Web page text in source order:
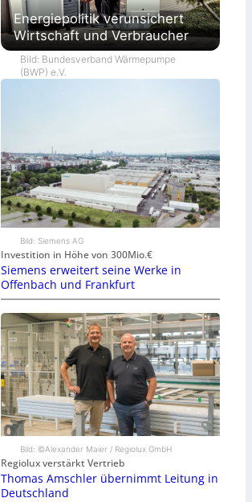
Energiepolitik verunsichert
Wirtschaft und Verbraucher
Bild: Bundesverband Wärmepumpe
(BWP) e.V.
Bild: Siemens AG
Investition in Höhe von 300Mio.€
Siemens erweitert seine Werke in
Offenbach und Frankfurt
Bild: ©Alexander Maier / Regiolux GmbH
Regiolux verstärkt Vertrieb
Thomas Amschler übernimmt Leitung in
Deutschland